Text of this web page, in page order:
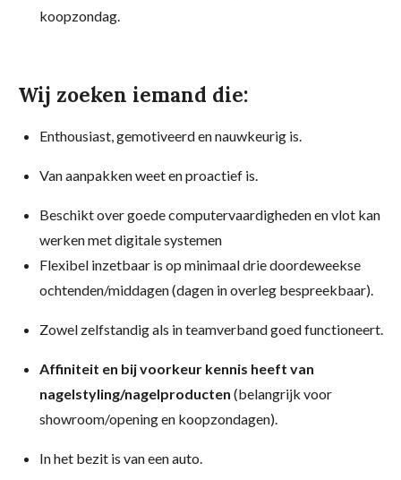
koopzondag.
Wij zoeken iemand die:
Enthousiast, gemotiveerd en nauwkeurig is.
Van aanpakken weet en proactief is.
Beschikt over goede computervaardigheden en vlot kan
werken met digitale systemen
Flexibel inzetbaar is op minimaal drie doordeweekse
ochtenden/middagen (dagen in overleg bespreekbaar).
Zowel zelfstandig als in teamverband goed functioneert.
Affiniteit en bij voorkeur kennis heeft van
nagelstyling/nagelproducten (belangrijk voor
showroom/opening en koopzondagen).
In het bezit is van een auto.